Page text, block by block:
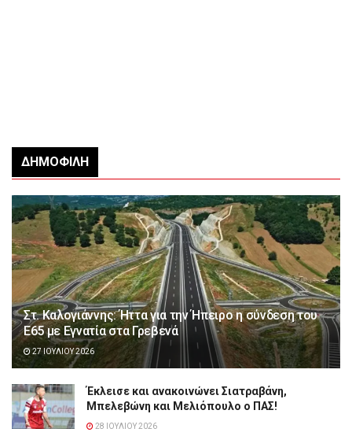
ΔΗΜΟΦΙΛΉ
Στ. Καλογιάννης: Ήττα για την Ήπειρο η σύνδεση του
Ε65 με Εγνατία στα Γρεβενά
27 ΙΟΥΛΊΟΥ 2026
Έκλεισε και ανακοινώνει Σιατραβάνη,
Μπελεβώνη και Μελιόπουλο ο ΠΑΣ!
28 ΙΟΥΛΊΟΥ 2026